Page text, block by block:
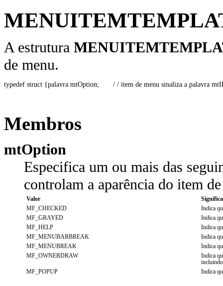
A estrutura
de menu.
typedef struct {palavra mtOption;       / / item de menu sinaliza a palavra
Membros
mtOption
Especifica um ou mais das
controlam a aparência do item
Valor
MF_CHECKED
Indica
MF_GRAYED
Indica
MF_HELP
Indica
MF_MENUBARBREAK
Indica
MF_MENUBREAK
Indica
MF_OWNERDRAW
Indica
incluindo
MF_POPUP
Indica